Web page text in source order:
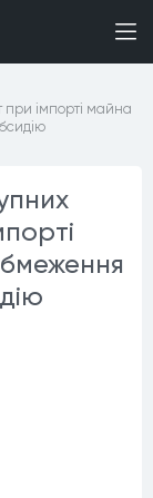
при імпорті майна